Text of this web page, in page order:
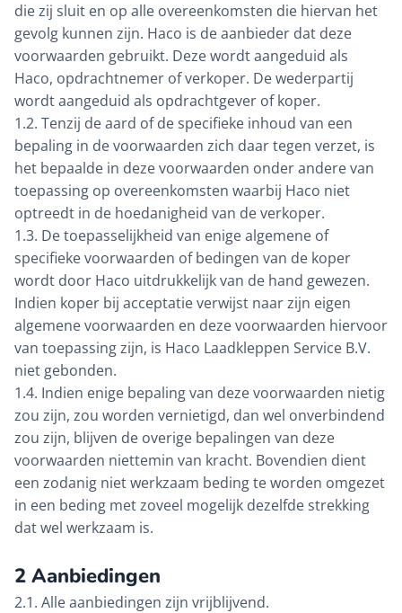
die zij sluit en op alle overeenkomsten die hiervan het
gevolg kunnen zijn. Haco is de aanbieder dat deze
voorwaarden gebruikt. Deze wordt aangeduid als
Haco, opdrachtnemer of verkoper. De wederpartij
wordt aangeduid als opdrachtgever of koper.
1.2. Tenzij de aard of de specifieke inhoud van een
bepaling in de voorwaarden zich daar tegen verzet, is
het bepaalde in deze voorwaarden onder andere van
toepassing op overeenkomsten waarbij Haco niet
optreedt in de hoedanigheid van de verkoper.
1.3. De toepasselijkheid van enige algemene of
specifieke voorwaarden of bedingen van de koper
wordt door Haco uitdrukkelijk van de hand gewezen.
Indien koper bij acceptatie verwijst naar zijn eigen
algemene voorwaarden en deze voorwaarden hiervoor
van toepassing zijn, is Haco Laadkleppen Service B.V.
niet gebonden.
1.4. Indien enige bepaling van deze voorwaarden nietig
zou zijn, zou worden vernietigd, dan wel onverbindend
zou zijn, blijven de overige bepalingen van deze
voorwaarden niettemin van kracht. Bovendien dient
een zodanig niet werkzaam beding te worden omgezet
in een beding met zoveel mogelijk dezelfde strekking
dat wel werkzaam is.
2 Aanbiedingen
2.1. Alle aanbiedingen zijn vrijblijvend.